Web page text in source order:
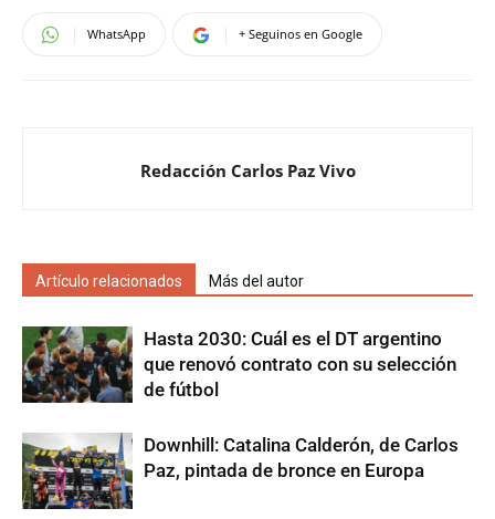
WhatsApp + Seguinos en Google
Redacción Carlos Paz Vivo
Artículo relacionados Más del autor
Hasta 2030: Cuál es el DT argentino
que renovó contrato con su selección
de fútbol
Downhill: Catalina Calderón, de Carlos
Paz, pintada de bronce en Europa